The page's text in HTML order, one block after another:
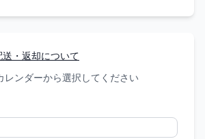
・返却について
レンダーから選択してください